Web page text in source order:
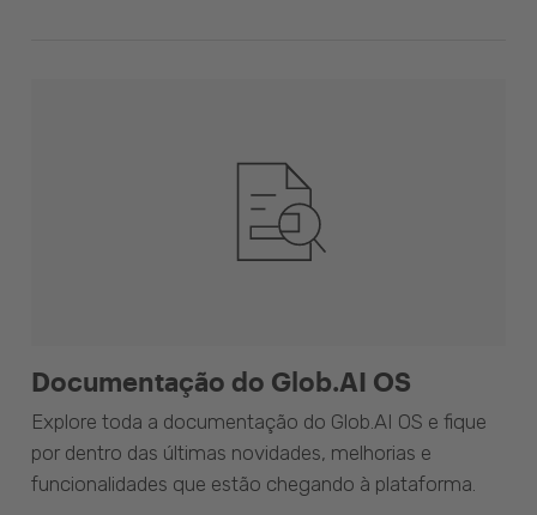
Documentação do Glob.AI OS
Explore toda a documentação do Glob.AI OS e fique
por dentro das últimas novidades, melhorias e
funcionalidades que estão chegando à plataforma.